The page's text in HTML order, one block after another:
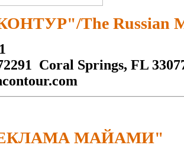
The Russian
Coral Springs, FL
МАЙАМИ"